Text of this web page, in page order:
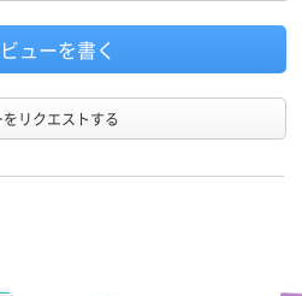
ューを書く
をリクエストする